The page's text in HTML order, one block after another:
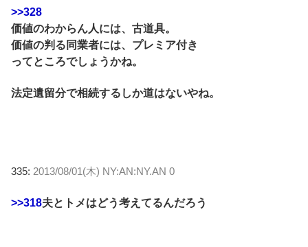
>>328
価値のわからん人には、古道具。
価値の判る同業者には、プレミア付き
ってところでしょうかね。
法定遺留分で相続するしか道はないやね。
335: 2013/08/01(木) NY:AN:NY.AN 0
>>318夫とトメはどう考えてるんだろう